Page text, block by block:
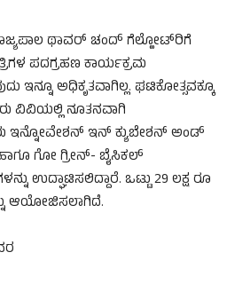
ಥಾವರ್ ಚಂದ್ ಗೆಲ್ಹೋಟ್​ರಿಗೆ
ಪದಗ್ರಹಣ ಕಾರ್ಯಕ್ರಮ
ಇನ್ನೂ ಅಧಿಕೃತವಾಗಿಲ್ಲ. ಘಟಿಕೋತ್ಸವಕ್ಕೂ
ವಿವಿಯಲ್ಲಿ ನೂತನವಾಗಿ
ಇನ್ನೋವೇಶನ್ ಇನ್ ಕ್ಯುಬೇಶನ್ ಅಂಡ್
ಗೋ ಗ್ರೀನ್- ಬೈಸಿಕಲ್
ಉದ್ಘಾಟಿಸಲಿದ್ದಾರೆ. ಒಟ್ಟು 29 ಲಕ್ಷ ರೂ
ಆಯೋಜಿಸಲಾಗಿದೆ.